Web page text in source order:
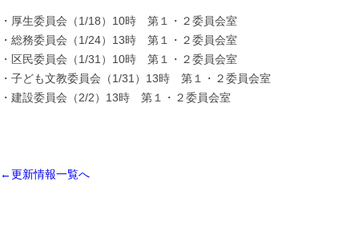
・厚生委員会（1/18）10時 第１・２委員会室
・総務委員会（1/24）13時 第１・２委員会室
・区民委員会（1/31）10時 第１・２委員会室
・子ども文教委員会（1/31）13時 第１・２委員会室
・建設委員会（2/2）13時 第１・２委員会室
←更新情報一覧へ